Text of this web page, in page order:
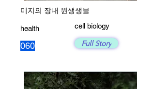
미지의 장내 원생생물
health
060
cell biology
Full Story